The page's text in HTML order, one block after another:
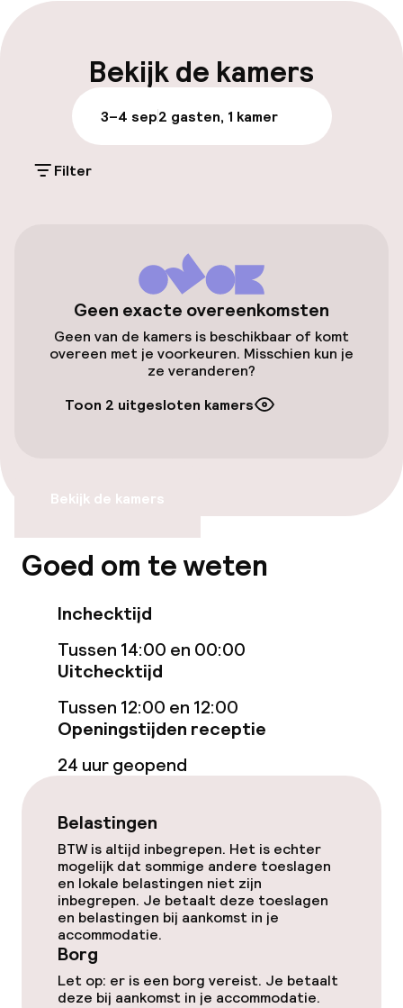
Meertalige medewerkers
Bagageruimte
Gratis parkeren
Openbaar parkeren
Luchthavenshuttle
Fietsverhuur
Toegankelijkheid
Lift
Zwemmen & wellness
Privé zwembad
Parasols
Hot tub
Massage
Fitnessruimte / gym
Bekijk de kamers
3–4 sep2 gasten, 1 kamer
Filter
Geen exacte overeenkomsten
Geen van de kamers is beschikbaar of komt
overeen met je voorkeuren. Misschien kun je
ze veranderen?
Toon 2 uitgesloten kamers
Bekijk de kamers
Goed om te weten
Inchecktijd
Tussen 14:00 en 00:00
Uitchecktijd
Tussen 12:00 en 12:00
Openingstijden receptie
24 uur geopend
Belastingen
BTW is altijd inbegrepen. Het is echter
mogelijk dat sommige andere toeslagen
en lokale belastingen niet zijn
inbegrepen. Je betaalt deze toeslagen
en belastingen bij aankomst in je
accommodatie.
Borg
Let op: er is een borg vereist. Je betaalt
deze bij aankomst in je accommodatie.